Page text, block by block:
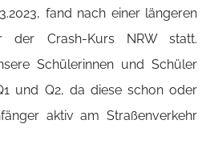
fand nach einer längeren
der Crash-Kurs NRW statt.
Schülerinnen und Schüler
und Q2, da diese schon oder
aktiv am Straßenverkehr